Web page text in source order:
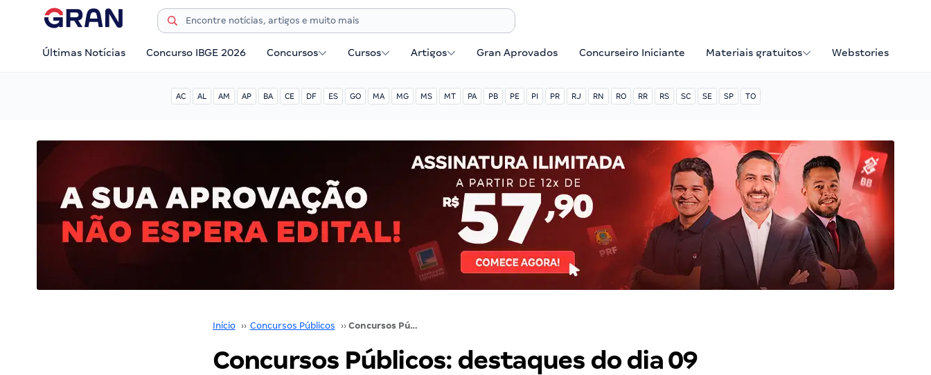
Últimas Notícias Concurso IBGE 2026 Concursos Cursos Artigos Gran Aprovados Concurseiro Iniciante Materiais gratuitos Webstories
AC AL AM AP BA CE DF ES GO MA MG MS MT PA PB PE PI PR RJ RN RO RR RS SC SE SP TO
Início ›› Concursos Públicos ›› Concursos Públicos: destaques do dia 09 de junho de 2025!
Concursos Públicos: destaques do dia 09